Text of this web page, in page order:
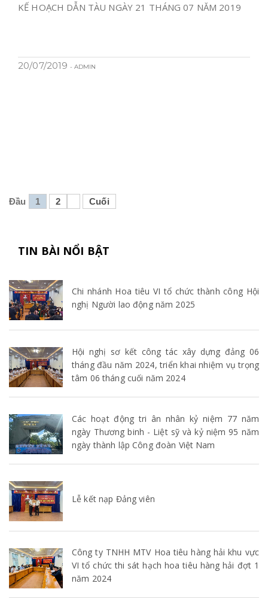
KẾ HOẠCH DẪN TÀU NGÀY 21 THÁNG 07 NĂM 2019
20/07/2019 - ADMIN
Đầu 1 2 Cuối
TIN BÀI NỔI BẬT
Chi nhánh Hoa tiêu VI tổ chức thành công Hội
nghị Người lao động năm 2025
Hội nghị sơ kết công tác xây dựng đảng 06
tháng đầu năm 2024, triển khai nhiệm vụ trọng
tâm 06 tháng cuối năm 2024
Các hoạt động tri ân nhân kỷ niệm 77 năm
ngày Thương binh - Liệt sỹ và kỷ niệm 95 năm
ngày thành lập Công đoàn Việt Nam
Lễ kết nạp Đảng viên
Công ty TNHH MTV Hoa tiêu hàng hải khu vực
VI tổ chức thi sát hạch hoa tiêu hàng hải đợt 1
năm 2024